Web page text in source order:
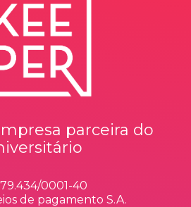
parceira do
0001-40
de pagamento S.A.